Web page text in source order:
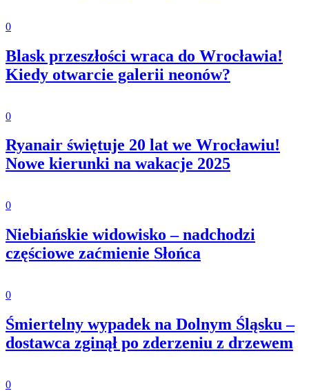
0
Blask przeszłości wraca do Wrocławia!
Kiedy otwarcie galerii neonów?
0
Ryanair świętuje 20 lat we Wrocławiu!
Nowe kierunki na wakacje 2025
0
Niebiańskie widowisko – nadchodzi
częściowe zaćmienie Słońca
0
Śmiertelny wypadek na Dolnym Śląsku –
dostawca zginął po zderzeniu z drzewem
0